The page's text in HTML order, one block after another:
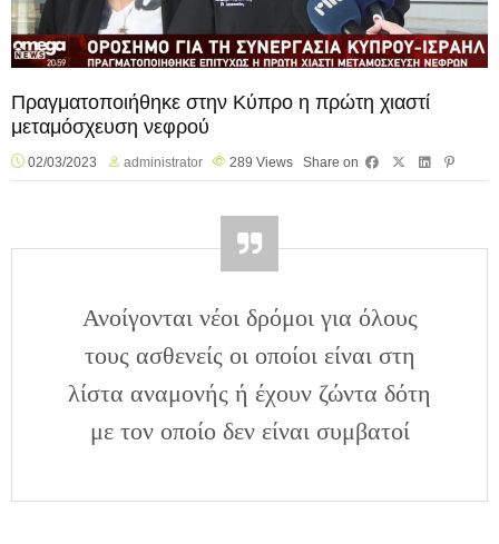
Πραγματοποιήθηκε στην Κύπρο η πρώτη χιαστί
μεταμόσχευση νεφρού
02/03/2023 administrator 289 Views Share on
Ανοίγονται νέοι δρόμοι για όλους
τους ασθενείς οι οποίοι είναι στη
λίστα αναμονής ή έχουν ζώντα δότη
με τον οποίο δεν είναι συμβατοί